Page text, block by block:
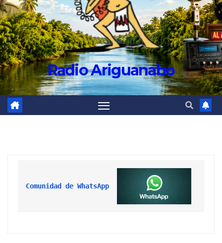
Radio Ariguanabo
Comunidad de WhatsApp